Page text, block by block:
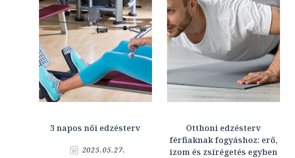
3 napos női edzésterv
2025.05.27.
Otthoni edzésterv
férfiaknak fogyáshoz: erő,
izom és zsírégetés egyben